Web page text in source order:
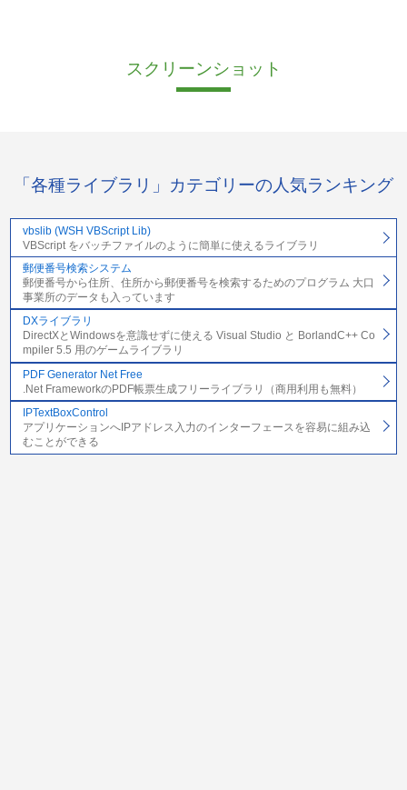
スクリーンショット
「各種ライブラリ」カテゴリーの人気ランキング
vbslib (WSH VBScript Lib)
VBScript をバッチファイルのように簡単に使えるライブラリ
郵便番号検索システム
郵便番号から住所、住所から郵便番号を検索するためのプログラム 大口
事業所のデータも入っています
DXライブラリ
DirectXとWindowsを意識せずに使える Visual Studio と BorlandC++ Co
mpiler 5.5 用のゲームライブラリ
PDF Generator Net Free
.Net FrameworkのPDF帳票生成フリーライブラリ（商用利用も無料）
IPTextBoxControl
アプリケーションへIPアドレス入力のインターフェースを容易に組み込
むことができる